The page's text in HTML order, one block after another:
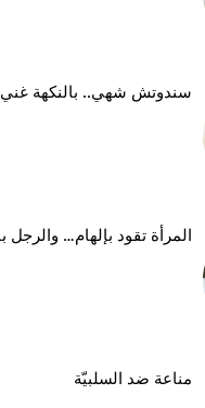
سندوتش شهي.. بالنكهة غني
المرأة تقود بإلهام… والرجل
مناعة ضد السلبيّة